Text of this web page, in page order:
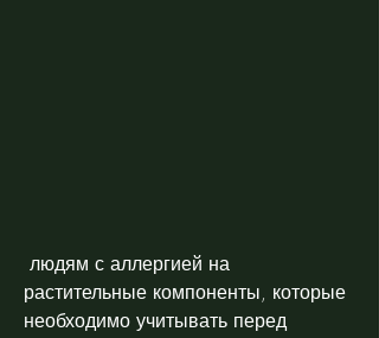
растительные компоненты, которые
необходимо учитывать перед